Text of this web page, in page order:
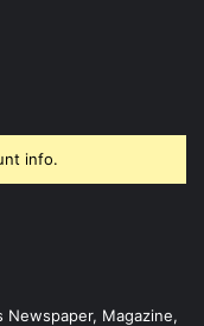
info.
Newspaper, Magazine,